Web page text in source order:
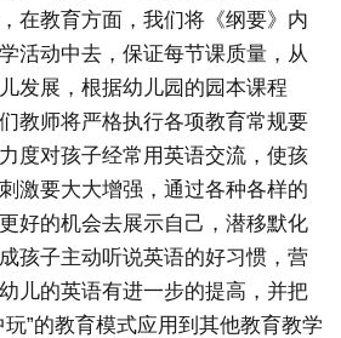
在教育方面，我们将《纲要》内
活动中去，保证每节课质量，从
发展，根据幼儿园的园本课程
教师将严格执行各项教育常规要
度对孩子经常用英语交流，使孩
激要大大增强，通过各种各样的
好的机会去展示自己，潜移默化
孩子主动听说英语的好习惯，营
儿的英语有进一步的提高，并把
”的教育模式应用到其他教育教学